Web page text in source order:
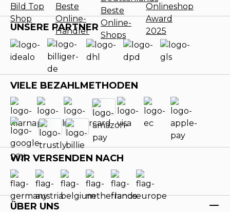
UNSERE PARTNER
VIELE BEZAHLMETHODEN
WIR VERSENDEN NACH
ÜBER UNS